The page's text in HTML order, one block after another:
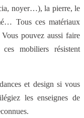
noyer…), la pierre, le
Tous ces matériaux
pouvez aussi faire
mobiliers résistent
et design si vous
les enseignes de